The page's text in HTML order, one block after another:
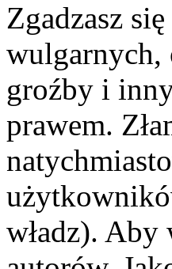
Zgadzasz
wulgarnych,
groźby i
prawem.
władz). Aby